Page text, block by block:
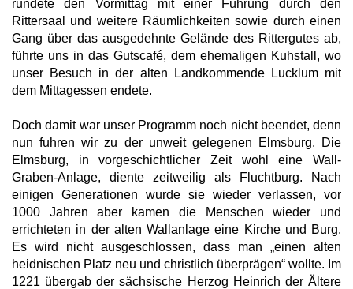
rundete den Vormittag mit einer Führung durch den
Rittersaal und weitere Räumlichkeiten sowie durch einen
Gang über das ausgedehnte Gelände des Rittergutes ab,
führte uns in das Gutscafé, dem ehemaligen Kuhstall, wo
unser Besuch in der alten Landkommende Lucklum mit
dem Mittagessen endete.
Doch damit war unser Programm noch nicht beendet, denn
nun fuhren wir zu der unweit gelegenen Elmsburg. Die
Elmsburg, in vorgeschichtlicher Zeit wohl eine Wall-
Graben-Anlage, diente zeitweilig als Fluchtburg. Nach
einigen Generationen wurde sie wieder verlassen, vor
1000 Jahren aber kamen die Menschen wieder und
errichteten in der alten Wallanlage eine Kirche und Burg.
Es wird nicht ausgeschlossen, dass man „einen alten
heidnischen Platz neu und christlich überprägen“ wollte. Im
1221 übergab der sächsische Herzog Heinrich der Ältere